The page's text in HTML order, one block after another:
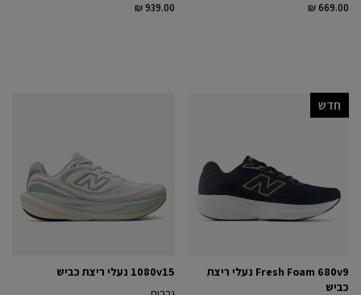
₪ 669.00
₪ 939.00
Fresh Foam 680v9 נעלי ריצת
כביש
חדש
1080v15 נעלי ריצת כביש